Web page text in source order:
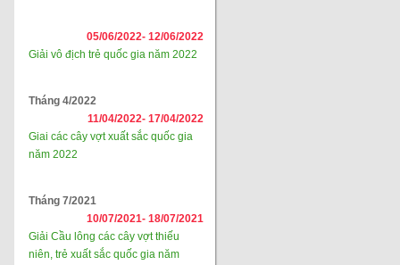
05/06/2022- 12/06/2022
Giải vô địch trẻ quốc gia năm 2022
Tháng 4/2022
11/04/2022- 17/04/2022
Giai các cây vợt xuất sắc quốc gia
năm 2022
Tháng 7/2021
10/07/2021- 18/07/2021
Giải Cầu lông các cây vợt thiếu
niên, trẻ xuất sắc quốc gia năm